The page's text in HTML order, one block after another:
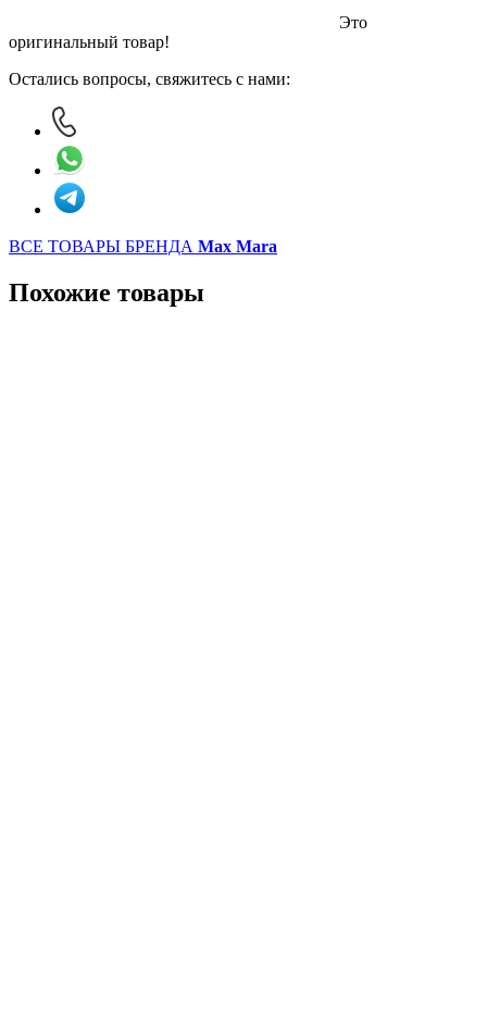
Это
оригинальный товар!
Остались вопросы, свяжитесь с нами:
ВСЕ ТОВАРЫ БРЕНДА Max Mara
Похожие товары